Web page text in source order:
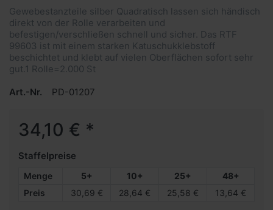
Gewebestanzteile silber Quadratisch lassen sich händisch
direkt von der Rolle verarbeiten und
befestigen/verschließen schnell und sicher. Das RTF
99603 ist mit einem starken Katuschukklebstoff
beschichtet und klebt auf vielen Oberflächen sofort sehr
gut.1 Rolle=2.000 St
Art.-Nr.
PD-01207
34,10 € *
Staffelpreise
Menge 5+ 10+ 25+
48+
Preis
30,69 € 28,64 € 25,58 € 13,64 €